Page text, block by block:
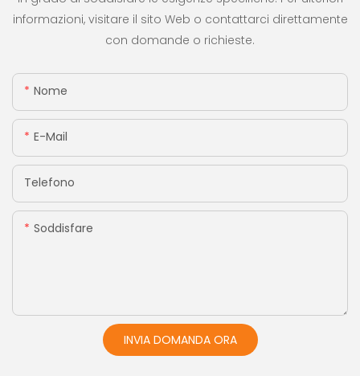
informazioni, visitare il sito Web o contattarci direttamente
con domande o richieste.
Nome
E-Mail
Telefono
Soddisfare
INVIA DOMANDA ORA